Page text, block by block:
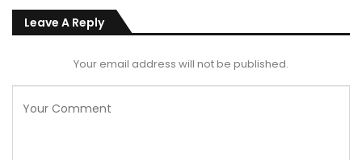
Leave A Reply
Your email address will not be published.